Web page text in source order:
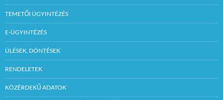
TEMETŐI ÜGYINTÉZÉS
E-ÜGYINTÉZÉS
ÜLÉSEK, DÖNTÉSEK
RENDELETEK
KÖZÉRDEKŰ ADATOK